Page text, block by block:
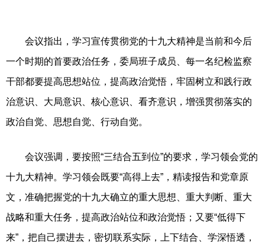
会议指出，学习宣传贯彻党的十九大精神是当前和今后
一个时期的首要政治任务，委局班子成员、每一名纪检监察
干部都要提高思想站位，提高政治觉悟，牢固树立和践行政
治意识、大局意识、核心意识、看齐意识，增强贯彻落实的
政治自觉、思想自觉、行动自觉。
会议强调，要按照“三结合五到位”的要求，学习领会党的
十九大精神。学习领会既要“高得上去”，精读报告和党章原
文，准确把握党的十九大确立的重大思想、重大判断、重大
战略和重大任务，提高政治站位和政治觉悟；又要“低得下
来”，把自己摆进去，密切联系实际，上下结合、学深悟透，